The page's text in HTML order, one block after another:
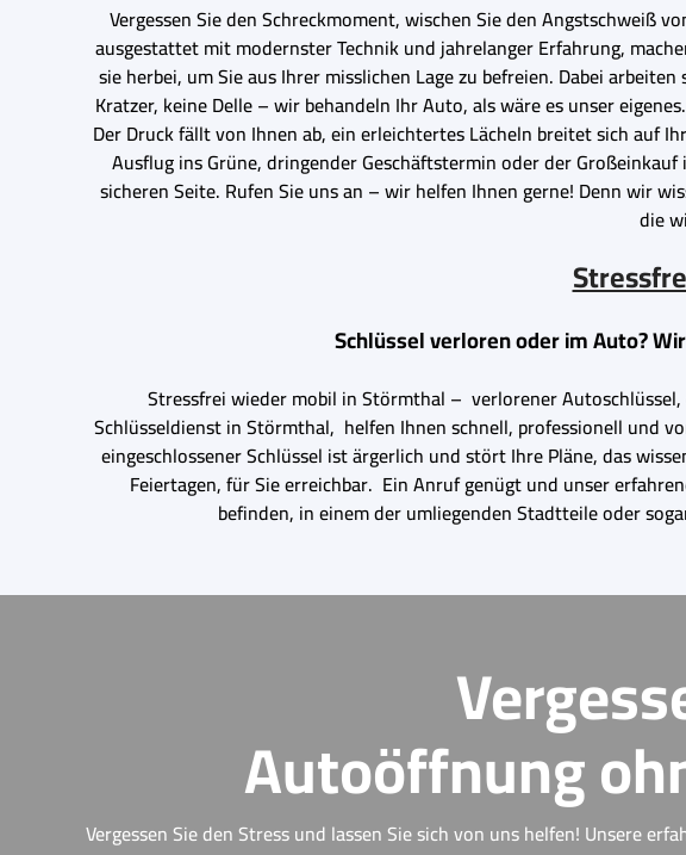
Vergessen Sie den Schreckmoment, wischen Sie den Angstschweiß
ausgestattet mit modernster Technik und jahrelanger Erfahrung,
sie herbei, um Sie aus Ihrer misslichen Lage zu befreien. Dabei
Kratzer, keine Delle – wir behandeln Ihr Auto, als wäre es unser
Der Druck fällt von Ihnen ab, ein erleichtertes Lächeln breitet sich auf
Ausflug ins Grüne, dringender Geschäftstermin oder der
sicheren Seite. Rufen Sie uns an – wir helfen Ihnen gerne! Denn wir
die
Schlüssel verloren oder im Auto?
Stressfrei wieder mobil in Störmthal – verlorener
Schlüsseldienst in Störmthal, helfen Ihnen schnell, professionell und
eingeschlossener Schlüssel ist ärgerlich und stört Ihre Pläne, das
Feiertagen, für Sie erreichbar. Ein Anruf genügt und unser
befinden, in einem der umliegenden Stadtteile oder
Autoöffnung
Vergessen Sie den Stress und lassen Sie sich von uns helfen! Unsere